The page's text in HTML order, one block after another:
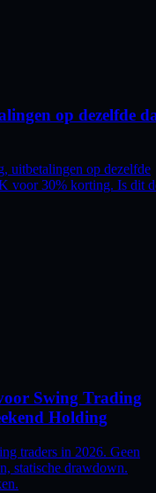
op dezelfde
uitbetalingen op dezelfde
voor 30% korting. Is dit
Swing Trading
Holding
traders in 2026. Geen
statische drawdown.